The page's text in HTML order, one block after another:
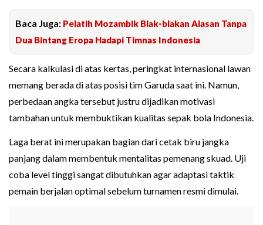
Baca Juga: Pelatih Mozambik Blak-blakan Alasan Tanpa
Dua Bintang Eropa Hadapi Timnas Indonesia
Secara kalkulasi di atas kertas, peringkat internasional lawan
memang berada di atas posisi tim Garuda saat ini. Namun,
perbedaan angka tersebut justru dijadikan motivasi
tambahan untuk membuktikan kualitas sepak bola Indonesia.
Laga berat ini merupakan bagian dari cetak biru jangka
panjang dalam membentuk mentalitas pemenang skuad. Uji
coba level tinggi sangat dibutuhkan agar adaptasi taktik
pemain berjalan optimal sebelum turnamen resmi dimulai.